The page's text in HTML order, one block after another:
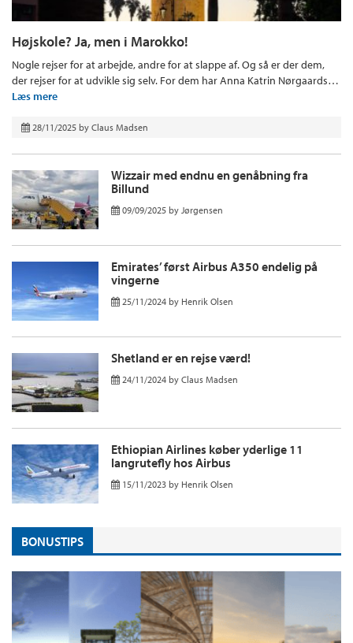
Højskole? Ja, men i Marokko!
Nogle rejser for at arbejde, andre for at slappe af. Og så er der dem,
der rejser for at udvikle sig selv. For dem har Anna Katrin Nørgaards…
Læs mere
28/11/2025 by Claus Madsen
Wizzair med endnu en genåbning fra
Billund
09/09/2025 by Jørgensen
Emirates’ først Airbus A350 endelig på
vingerne
25/11/2024 by Henrik Olsen
Shetland er en rejse værd!
24/11/2024 by Claus Madsen
Ethiopian Airlines køber yderlige 11
langrutefly hos Airbus
15/11/2023 by Henrik Olsen
BONUSTIPS